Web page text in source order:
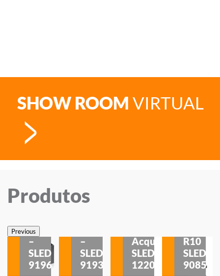
SHOW ROOM VIRTUAL
Produtos
PreviousSobrepor
–
SLED
9196
–
SLED
9193
Acqua
SLED
1220
R10
SLED
9085